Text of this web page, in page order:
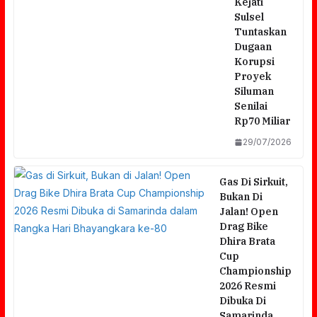
Sulsel
Tuntaskan
Dugaan
Korupsi
Proyek
Siluman
Senilai
Rp70 Miliar
29/07/2026
Gas Di Sirkuit,
Bukan Di
Jalan! Open
Drag Bike
Dhira Brata
Cup
Championship
2026 Resmi
Dibuka Di